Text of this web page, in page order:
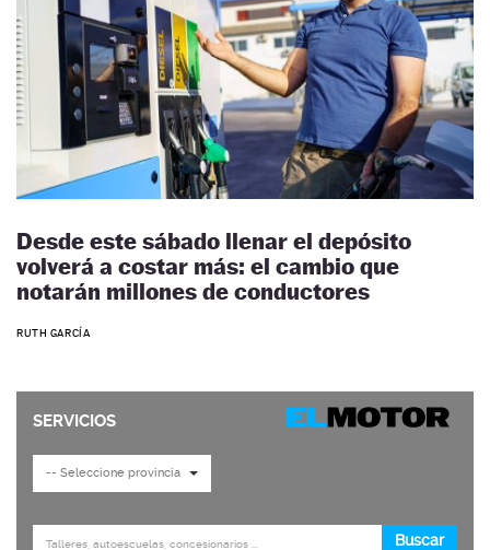
Desde este sábado llenar el depósito
volverá a costar más: el cambio que
notarán millones de conductores
RUTH GARCÍA